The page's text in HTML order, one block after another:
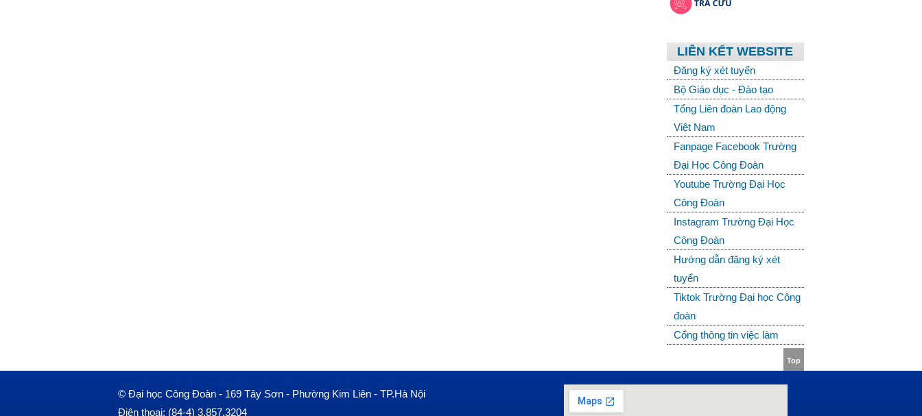
LIÊN KẾT WEBSITE
Đăng ký xét tuyển
Bộ Giáo dục - Đào tạo
Tổng Liên đoàn Lao động
Việt Nam
Fanpage Facebook Trường
Đại Học Công Đoàn
Youtube Trường Đại Học
Công Đoàn
Instagram Trường Đại Học
Công Đoàn
Hướng dẫn đăng ký xét
tuyển
Tiktok Trường Đại học Công
đoàn
Cổng thông tin việc làm
Top
© Đại học Công Đoàn - 169 Tây Sơn - Phường Kim Liên - TP.Hà Nội
Điện thoại: (84-4) 3.857.3204